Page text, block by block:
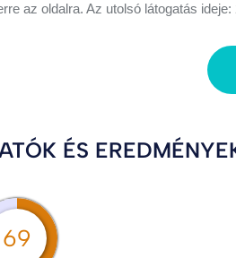
az oldalra. Az utolsó látogatás ideje:
ÉS
69